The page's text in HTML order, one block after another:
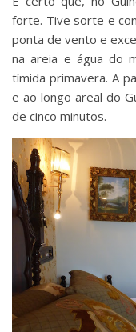
forte. Tive sorte e
ponta de vento e
na areia e água do
tímida primavera. A
e ao longo areal do
de cinco minutos.